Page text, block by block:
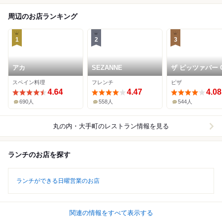
周辺のお店ランキング
1
アカ
スペイン料理
4.64
690人
2
SEZANNE
フレンチ
4.47
558人
3
ザ ピッツァバー
38TH
ピザ
4.08
544人
丸の内・大手町のレストラン情報を見る
ランチのお店を探す
ランチができる日曜営業のお店
関連の情報をすべて表示する